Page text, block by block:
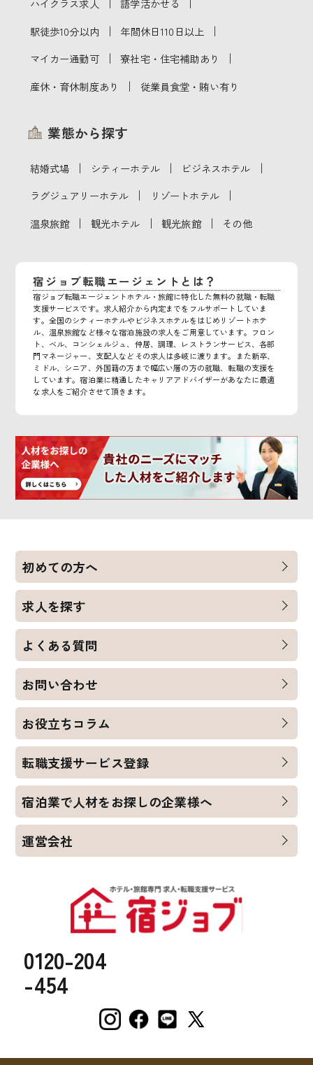
ハイクラス求人 語学活かせる
駅徒歩10分以内 ｜ 年間休日110日以上 ｜
マイカー通勤可 ｜ 寮社宅・住宅補助あり ｜
産休・育休制度あり ｜ 従業員食堂・賄い有り
業態から探す
結婚式場 ｜ シティーホテル ｜ ビジネスホテル ｜
ラグジュアリーホテル ｜ リゾートホテル ｜
温泉旅館 ｜ 観光ホテル ｜ 観光旅館 ｜ その他
宿ジョブ転職エージェントとは？
宿ジョブ転職エージェントホテル・旅館に特化した無料の就職・転職
支援サービスです。求人紹介から内定までをフルサポートしていま
す。全国のシティーホテルやビジネスホテルをはじめリゾートホテ
ル、温泉旅館など様々な宿泊施設の求人をご用意しています。フロン
ト、ベル、コンシェルジュ、仲居、調理、レストランサービス、各部
門マネージャー、支配人などその求人は多岐に渡ります。また新卒、
ミドル、シニア、外国籍の方まで幅広い層の方の就職、転職の支援を
しています。宿泊業に精通したキャリアアドバイザーがあなたに最適
な求人をご紹介させて頂きます。
0120-204
-454
初めての方へ
求人を探す
よくある質問
お問い合わせ
お役立ちコラム
転職支援サービス登録
宿泊業で人材をお探しの企業様へ
運営会社